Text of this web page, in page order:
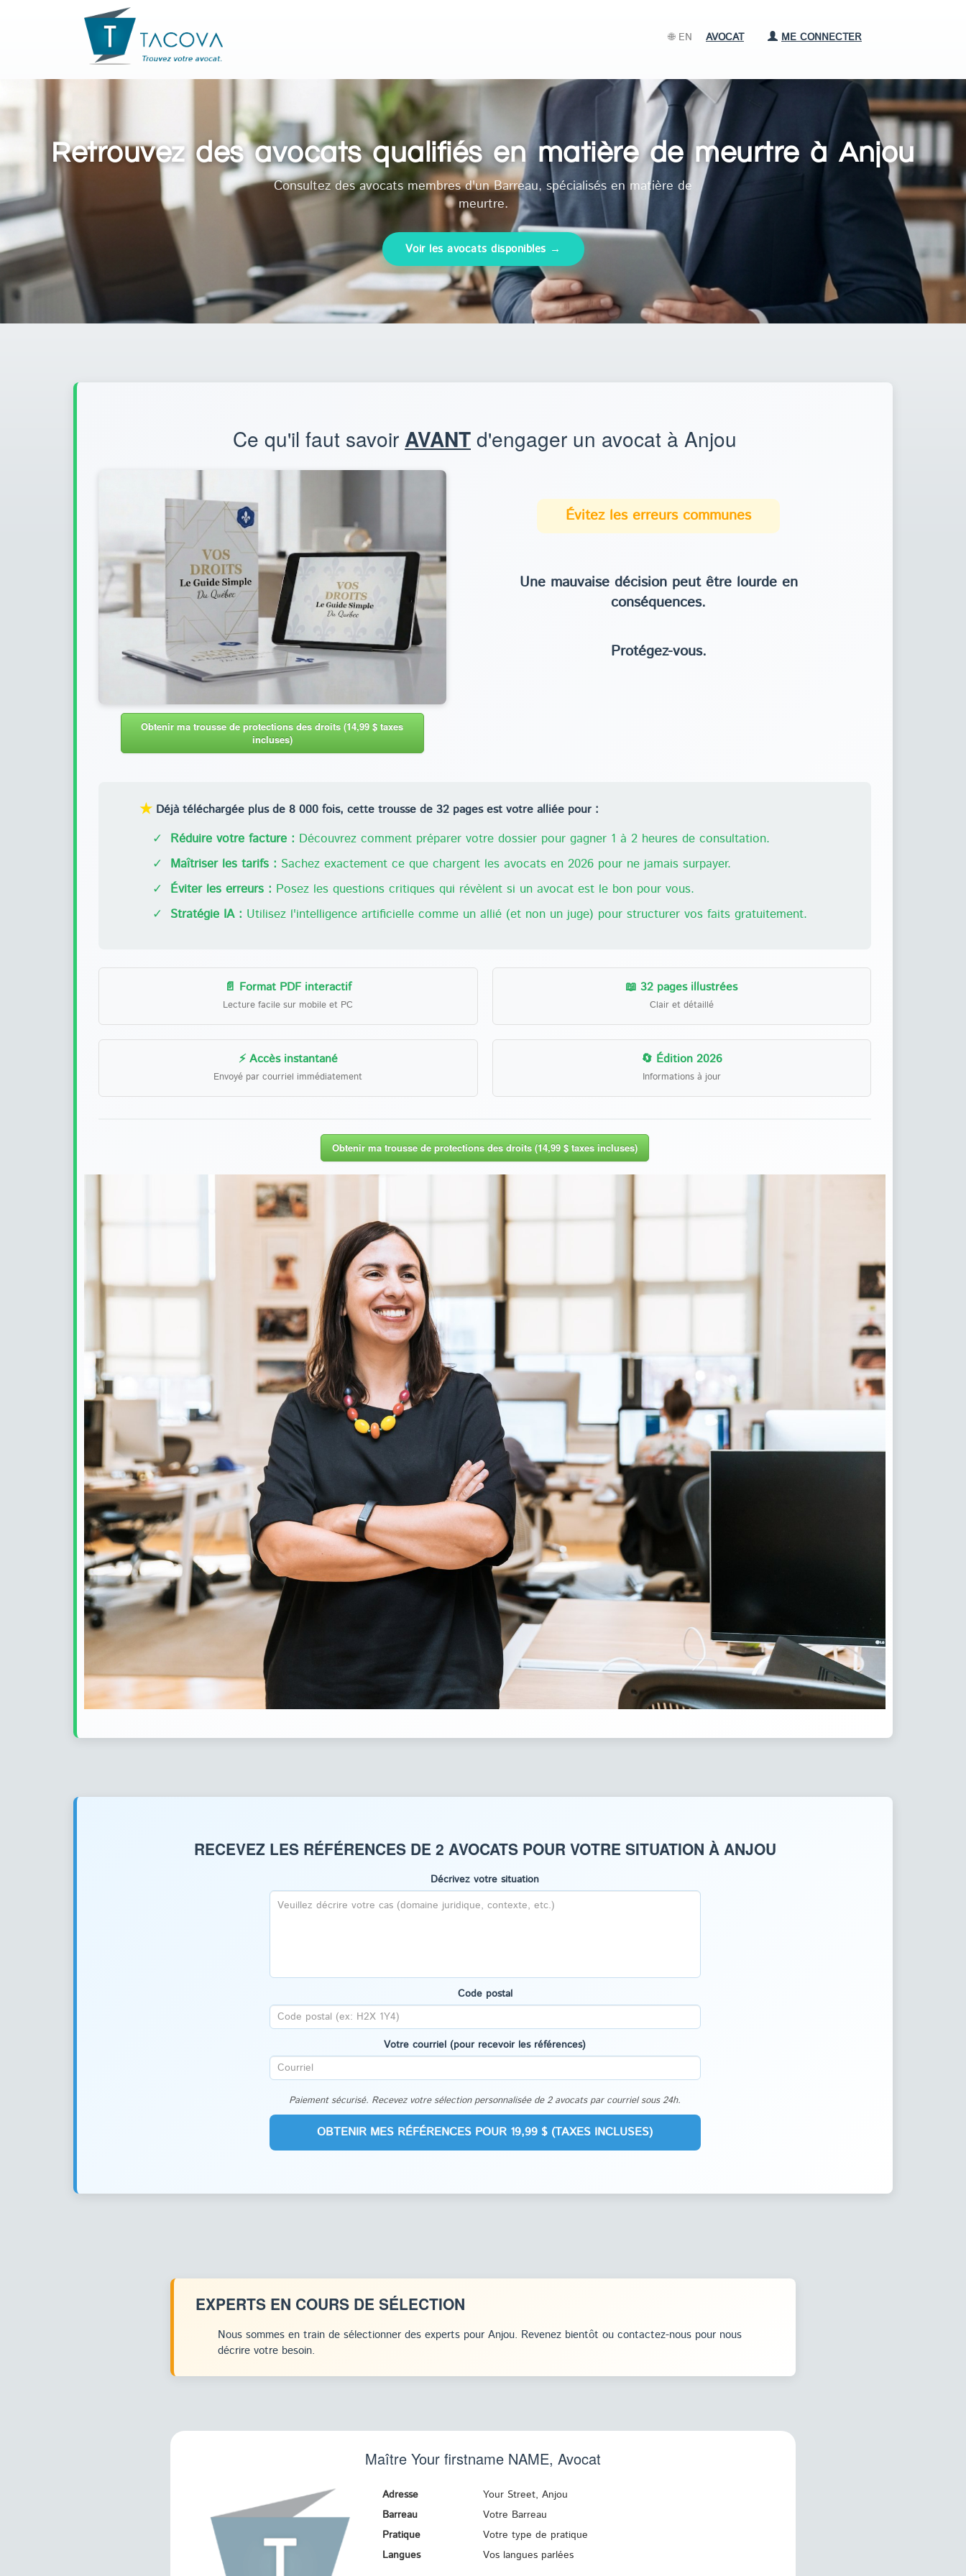
🌐 EN AVOCAT ME CONNECTER
Retrouvez des avocats qualifiés en matière de meurtre à Anjou
Consultez des avocats membres d'un Barreau, spécialisés en matière de
meurtre.
Voir les avocats disponibles →
Ce qu'il faut savoir AVANT d'engager un avocat à Anjou
Obtenir ma trousse de protections des droits (14,99 $ taxes
incluses)
Évitez les erreurs communes
Une mauvaise décision peut être lourde en
conséquences.
Protégez-vous.
★ Déjà téléchargée plus de 8 000 fois, cette trousse de 32 pages est votre alliée pour :
✓ Réduire votre facture : Découvrez comment préparer votre dossier pour gagner 1 à 2 heures de consultation.
✓ Maîtriser les tarifs : Sachez exactement ce que chargent les avocats en 2026 pour ne jamais surpayer.
✓ Éviter les erreurs : Posez les questions critiques qui révèlent si un avocat est le bon pour vous.
✓ Stratégie IA : Utilisez l'intelligence artificielle comme un allié (et non un juge) pour structurer vos faits gratuitement.
📄 Format PDF interactif
Lecture facile sur mobile et PC
📖 32 pages illustrées
Clair et détaillé
⚡ Accès instantané
Envoyé par courriel immédiatement
🔄 Édition 2026
Informations à jour
Obtenir ma trousse de protections des droits (14,99 $ taxes incluses)
RECEVEZ LES RÉFÉRENCES DE 2 AVOCATS POUR VOTRE SITUATION À ANJOU
Décrivez votre situation
Code postal
Votre courriel (pour recevoir les références)
Paiement sécurisé. Recevez votre sélection personnalisée de 2 avocats par courriel sous 24h.
EXPERTS EN COURS DE SÉLECTION
Nous sommes en train de sélectionner des experts pour Anjou. Revenez bientôt ou contactez-nous pour nous
décrire votre besoin.
Maître Your firstname NAME, Avocat
Adresse
Your Street, Anjou
Barreau
Votre Barreau
Pratique
Votre type de pratique
Langues
Vos langues parlées